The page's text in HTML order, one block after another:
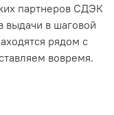
партнеров СДЭК
выдачи в шаговой
рядом с
вовремя.